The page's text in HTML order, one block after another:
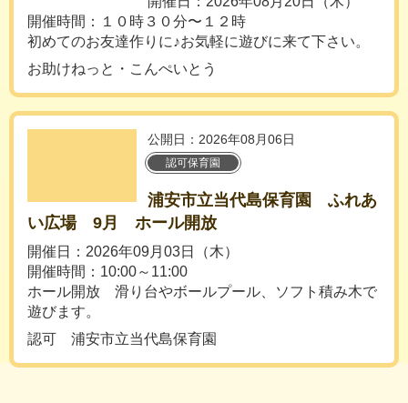
開催時間：１０時３０分〜１２時
初めてのお友達作りに♪お気軽に遊びに来て下さい。
お助けねっと・こんぺいとう
公開日：2026年08月06日
認可保育園
浦安市立当代島保育園 ふれあ
い広場 9月 ホール開放
開催日：2026年09月03日（木）
開催時間：10:00～11:00
ホール開放 滑り台やボールプール、ソフト積み木で
遊びます。
認可 浦安市立当代島保育園